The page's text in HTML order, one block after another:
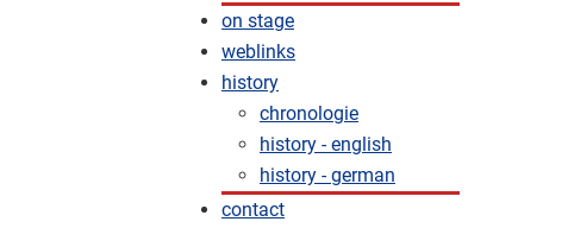
on stage
weblinks
history
chronologie
history - english
history - german
contact